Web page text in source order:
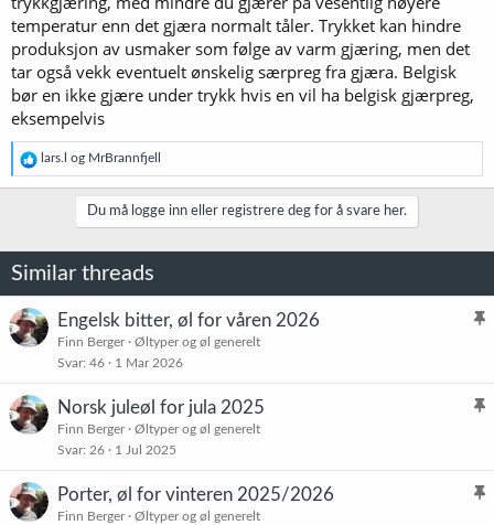
temperatur enn det gjæra normalt tåler. Trykket kan hindre
produksjon av usmaker som følge av varm gjæring, men det
tar også vekk eventuelt ønskelig særpreg fra gjæra. Belgisk
bør en ikke gjære under trykk hvis en vil ha belgisk gjærpreg,
eksempelvis
R
e
a
n
e
r
:
lars.l og MrBrannfjell
Du må logge inn eller registrere deg for å svare her.
Similar threads
K
t
Engelsk bitter, øl for våren 2026
Finn Berger
Øltyper og øl generelt
Svar 46 1 Mar 2026
K
t
Norsk juleøl for jula 2025
Finn Berger
Øltyper og øl generelt
Svar 26 1 Jul 2025
K
Porter, øl for vinteren 2025/2026
Finn Berger
Øltyper og øl generelt